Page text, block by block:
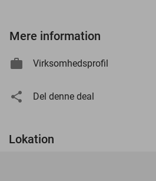
Mere information
Virksomhedsprofil
Del denne deal
Lokation